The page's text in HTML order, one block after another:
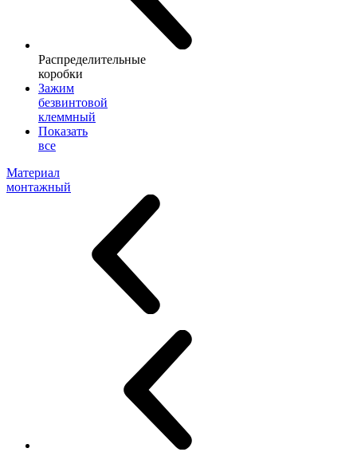
Распределительные
коробки
Зажим
безвинтовой
клеммный
Показать
все
Материал
монтажный